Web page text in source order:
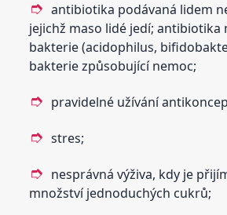
antibiotika podávaná lidem
jejichž maso lidé jedí; antibiotika
bakterie (acidophilus,
bakterie způsobující nemoc;
pravidelné užívání
stres;
nesprávná výživa, kdy je
množství jednoduchých cukrů;